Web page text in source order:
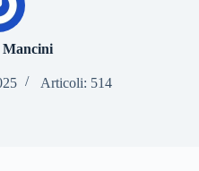
Mancini
Articoli: 514